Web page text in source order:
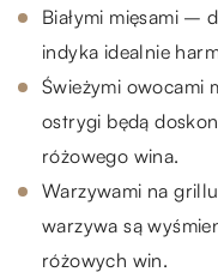
Białymi mięsami –
indyka idealnie
Świeżymi owocami
ostrygi będą
różowego wina.
Warzywami na
warzywa są
różowych win.